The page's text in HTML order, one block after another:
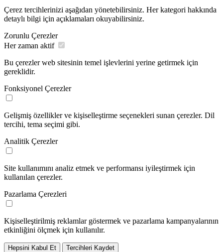
Çerez tercihlerinizi aşağıdan yönetebilirsiniz. Her kategori hakkında
detaylı bilgi için açıklamaları okuyabilirsiniz.
Zorunlu Çerezler
Her zaman aktif
Bu çerezler web sitesinin temel işlevlerini yerine getirmek için
gereklidir.
Fonksiyonel Çerezler
Gelişmiş özellikler ve kişiselleştirme seçenekleri sunan çerezler. Dil
tercihi, tema seçimi gibi.
Analitik Çerezler
Site kullanımını analiz etmek ve performansı iyileştirmek için
kullanılan çerezler.
Pazarlama Çerezleri
Kişiselleştirilmiş reklamlar göstermek ve pazarlama kampanyalarının
etkinliğini ölçmek için kullanılır.
Hepsini Kabul Et Tercihleri Kaydet